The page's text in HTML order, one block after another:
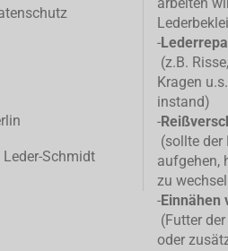
Schmidt
arbeiten
-
(z.B.
Kragen
instand)
-
(sollte der
aufgehen,
zu
-Einnähen
(Futter
oder